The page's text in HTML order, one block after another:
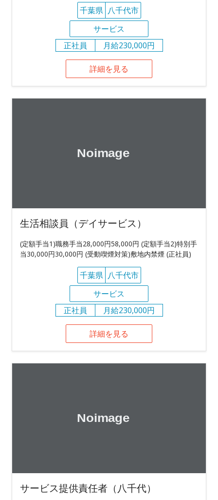
千葉県 八千代市
サービス
正社員
月給230,000円
詳細を見る
生活相談員（デイサービス）
(定額手当1)職務手当28,000円58,000円 (定額手当2)特別手
当30,000円30,000円 (受動喫煙対策)敷地内禁煙 (正社員)
千葉県 八千代市
サービス
正社員
月給230,000円
詳細を見る
サービス提供責任者（八千代）